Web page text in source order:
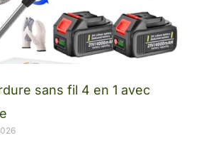
sans fil 4 en 1 avec